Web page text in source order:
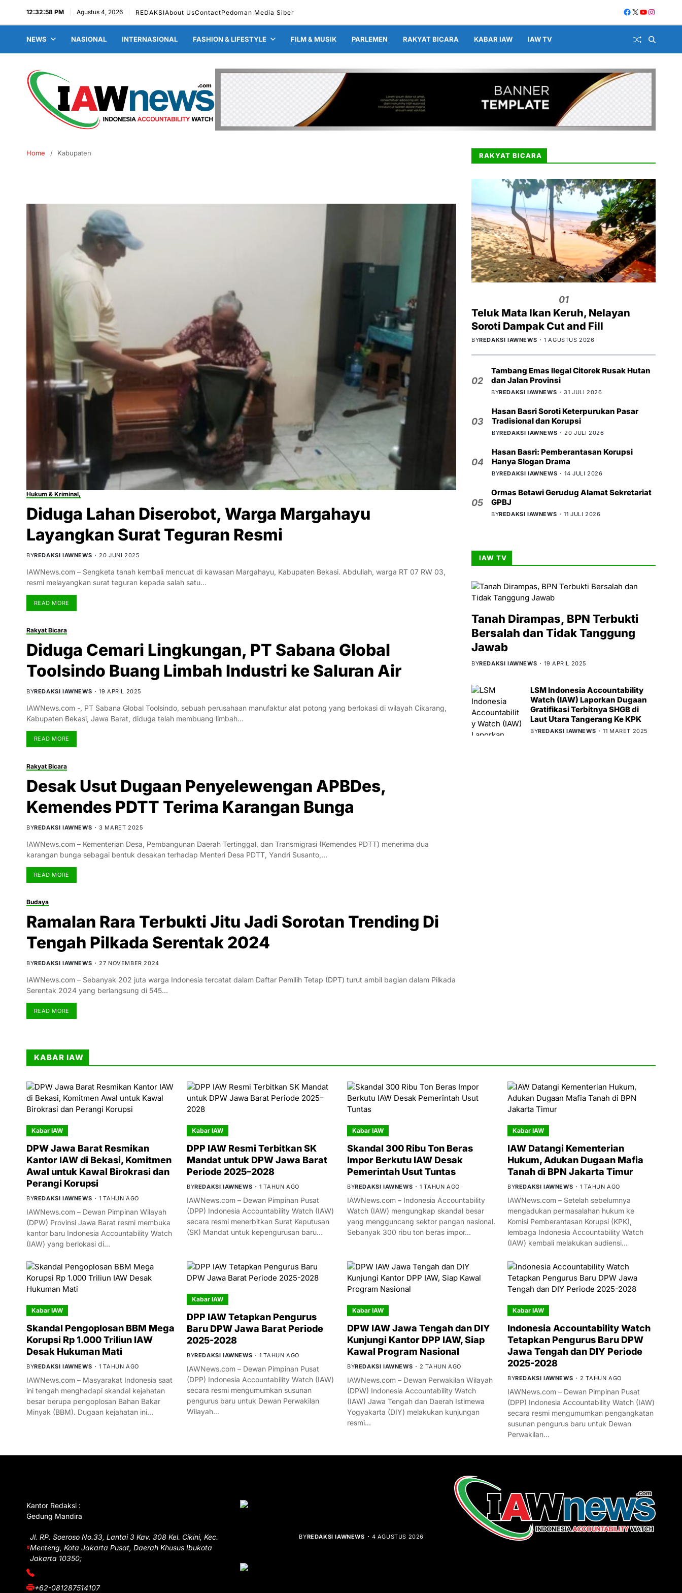
12:32:58 PM Agustus 4, 2026 REDAKSIAbout UsContactPedoman Media Siber
NEWS NASIONAL INTERNASIONAL FASHION & LIFESTYLE FILM & MUSIK PARLEMEN RAKYAT BICARA KABAR IAW IAW TV
Home Kabupaten
Hukum & Kriminal,
Diduga Lahan Diserobot, Warga Margahayu
Layangkan Surat Teguran Resmi
BYREDAKSI IAWNEWS 20 JUNI 2025
IAWNews.com – Sengketa tanah kembali mencuat di kawasan Margahayu, Kabupaten Bekasi. Abdullah, warga RT 07 RW 03,
resmi melayangkan surat teguran kepada salah satu…
READ MORE
Rakyat Bicara
Diduga Cemari Lingkungan, PT Sabana Global
Toolsindo Buang Limbah Industri ke Saluran Air
BYREDAKSI IAWNEWS 19 APRIL 2025
IAWNews.com -, PT Sabana Global Toolsindo, sebuah perusahaan manufaktur alat potong yang berlokasi di wilayah Cikarang,
Kabupaten Bekasi, Jawa Barat, diduga telah membuang limbah…
READ MORE
Rakyat Bicara
Desak Usut Dugaan Penyelewengan APBDes,
Kemendes PDTT Terima Karangan Bunga
BYREDAKSI IAWNEWS 3 MARET 2025
IAWNews.com – Kementerian Desa, Pembangunan Daerah Tertinggal, dan Transmigrasi (Kemendes PDTT) menerima dua
karangan bunga sebagai bentuk desakan terhadap Menteri Desa PDTT, Yandri Susanto,…
READ MORE
Budaya
Ramalan Rara Terbukti Jitu Jadi Sorotan Trending Di
Tengah Pilkada Serentak 2024
BYREDAKSI IAWNEWS 27 NOVEMBER 2024
IAWNews.com – Sebanyak 202 juta warga Indonesia tercatat dalam Daftar Pemilih Tetap (DPT) turut ambil bagian dalam Pilkada
Serentak 2024 yang berlangsung di 545…
READ MORE
RAKYAT BICARA
01
Teluk Mata Ikan Keruh, Nelayan
Soroti Dampak Cut and Fill
BYREDAKSI IAWNEWS 1 AGUSTUS 2026
02
Tambang Emas Ilegal Citorek Rusak Hutan
dan Jalan Provinsi
BYREDAKSI IAWNEWS 31 JULI 2026
03
Hasan Basri Soroti Keterpurukan Pasar
Tradisional dan Korupsi
BYREDAKSI IAWNEWS 20 JULI 2026
04
Hasan Basri: Pemberantasan Korupsi
Hanya Slogan Drama
BYREDAKSI IAWNEWS 14 JULI 2026
05
Ormas Betawi Gerudug Alamat Sekretariat
GPBJ
BYREDAKSI IAWNEWS 11 JULI 2026
IAW TV
Tanah Dirampas, BPN Terbukti
Bersalah dan Tidak Tanggung
Jawab
BYREDAKSI IAWNEWS 19 APRIL 2025
LSM Indonesia Accountability
Watch (IAW) Laporkan Dugaan
Gratifikasi Terbitnya SHGB di
Laut Utara Tangerang Ke KPK
BYREDAKSI IAWNEWS 11 MARET 2025
KABAR IAW
Kabar IAW
DPW Jawa Barat Resmikan
Kantor IAW di Bekasi, Komitmen
Awal untuk Kawal Birokrasi dan
Perangi Korupsi
BYREDAKSI IAWNEWS 1 TAHUN AGO
IAWNews.com – Dewan Pimpinan Wilayah
(DPW) Provinsi Jawa Barat resmi membuka
kantor baru Indonesia Accountability Watch
(IAW) yang berlokasi di…
Kabar IAW
DPP IAW Resmi Terbitkan SK
Mandat untuk DPW Jawa Barat
Periode 2025–2028
BYREDAKSI IAWNEWS 1 TAHUN AGO
IAWNews.com – Dewan Pimpinan Pusat
(DPP) Indonesia Accountability Watch (IAW)
secara resmi menerbitkan Surat Keputusan
(SK) Mandat untuk kepengurusan baru…
Kabar IAW
Skandal 300 Ribu Ton Beras
Impor Berkutu IAW Desak
Pemerintah Usut Tuntas
BYREDAKSI IAWNEWS 1 TAHUN AGO
IAWNews.com – Indonesia Accountability
Watch (IAW) mengungkap skandal besar
yang mengguncang sektor pangan nasional.
Sebanyak 300 ribu ton beras impor…
Kabar IAW
IAW Datangi Kementerian
Hukum, Adukan Dugaan Mafia
Tanah di BPN Jakarta Timur
BYREDAKSI IAWNEWS 1 TAHUN AGO
IAWNews.com – Setelah sebelumnya
mengadukan permasalahan hukum ke
Komisi Pemberantasan Korupsi (KPK),
lembaga Indonesia Accountability Watch
(IAW) kembali melakukan audiensi…
Kabar IAW
Skandal Pengoplosan BBM Mega
Korupsi Rp 1.000 Triliun IAW
Desak Hukuman Mati
BYREDAKSI IAWNEWS 1 TAHUN AGO
IAWNews.com – Masyarakat Indonesia saat
ini tengah menghadapi skandal kejahatan
besar berupa pengoplosan Bahan Bakar
Minyak (BBM). Dugaan kejahatan ini…
Kabar IAW
DPP IAW Tetapkan Pengurus
Baru DPW Jawa Barat Periode
2025-2028
BYREDAKSI IAWNEWS 1 TAHUN AGO
IAWNews.com – Dewan Pimpinan Pusat
(DPP) Indonesia Accountability Watch (IAW)
secara resmi mengumumkan susunan
pengurus baru untuk Dewan Perwakilan
Wilayah…
Kabar IAW
DPW IAW Jawa Tengah dan DIY
Kunjungi Kantor DPP IAW, Siap
Kawal Program Nasional
BYREDAKSI IAWNEWS 2 TAHUN AGO
IAWNews.com – Dewan Perwakilan Wilayah
(DPW) Indonesia Accountability Watch
(IAW) Jawa Tengah dan Daerah Istimewa
Yogyakarta (DIY) melakukan kunjungan
resmi…
Kabar IAW
Indonesia Accountability Watch
Tetapkan Pengurus Baru DPW
Jawa Tengah dan DIY Periode
2025-2028
BYREDAKSI IAWNEWS 2 TAHUN AGO
IAWNews.com – Dewan Pimpinan Pusat
(DPP) Indonesia Accountability Watch (IAW)
secara resmi mengumumkan pengangkatan
susunan pengurus baru untuk Dewan
Perwakilan…
Kantor Redaksi :
Gedung Mandira
Jl. RP. Soeroso No.33, Lantai 3 Kav. 308 Kel. Cikini, Kec.
Menteng, Kota Jakarta Pusat, Daerah Khusus Ibukota
Jakarta 10350;
+62-081287514107
BYREDAKSI IAWNEWS 4 AGUSTUS 2026